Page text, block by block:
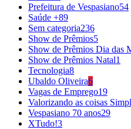
Prefeitura de Vespasiano54
Saúde +89
Sem categoria236
Show de Prêmios5
Show de Prêmios Dia das
Show de Prêmios Natal1
Tecnologia8
Ubaldo Oliveira6
Vagas de Emprego19
Valorizando as coisas
Vespasiano 70 anos29
XTudo!3